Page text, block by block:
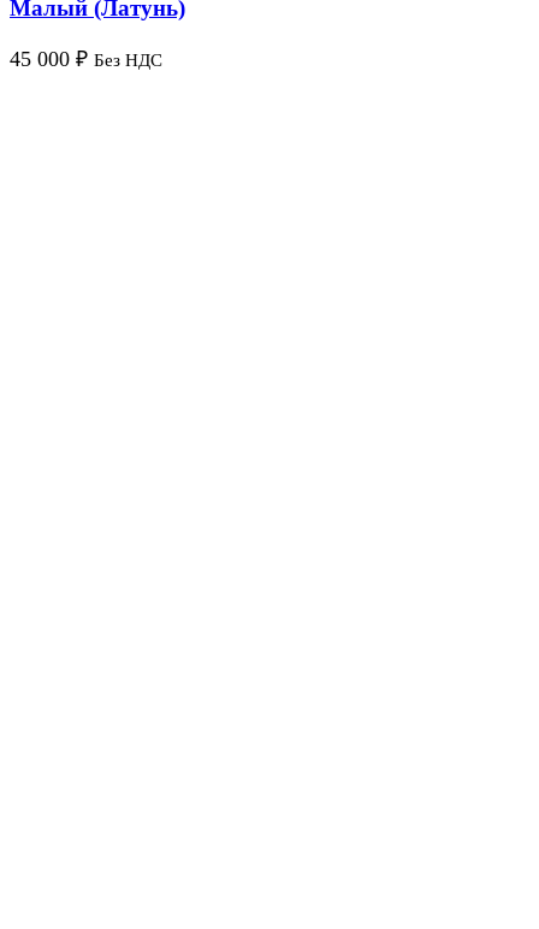
Малый (Латунь)
45 000 ₽ Без НДС